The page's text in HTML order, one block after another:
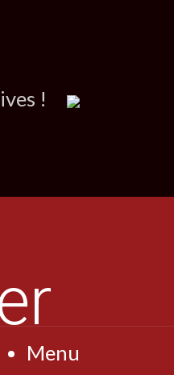
!
Menu